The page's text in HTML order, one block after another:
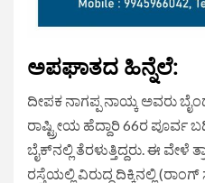
ಅಪಘಾತದ ಹಿನ್ನೆಲೆ:
ದೀಪಕ ನಾಗಪ್ಪ ನಾಯ್ಕ ಅವರು
ರಾಷ್ಟ್ರೀಯ ಹೆದ್ದಾರಿ 66ರ
ಬೈಕ್‌ನಲ್ಲಿ ತೆರಳುತ್ತಿದ್ದರು. ಈ
ರಸ್ತೆಯಲ್ಲಿ ವಿರುದ್ಧ ದಿಕ್ಕಿನಲ್ಲಿ